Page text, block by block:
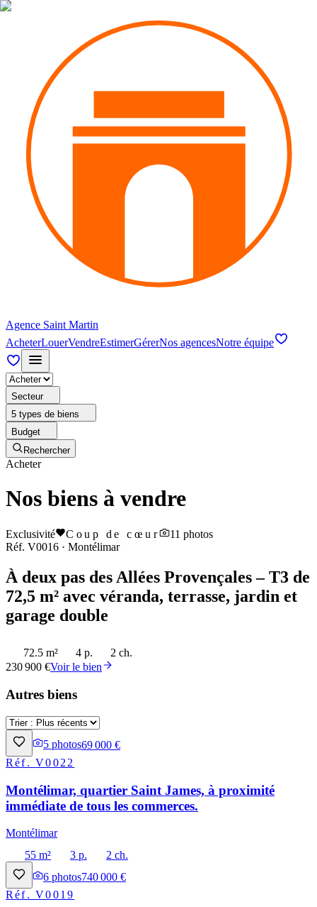
Agence Saint Martin
AcheterLouerVendreEstimerGérerNos agencesNotre équipe
Secteur
5 types de biens
Budget
Rechercher
Acheter
Nos biens à vendre
Exclusivité Coup de cœur 11 photos
Réf. V0016 · Montélimar
À deux pas des Allées Provençales – T3 de
72,5 m² avec véranda, terrasse, jardin et
garage double
72.5 m² 4 p.
2 ch.
230 900 €Voir le bien
Autres biens
5 photos69 000 €
Réf.V0022
Montélimar, quartier Saint James, à proximité
immédiate de tous les commerces.
Montélimar
55 m²
3 p.
2 ch.
6 photos740 000 €
Réf.V0019